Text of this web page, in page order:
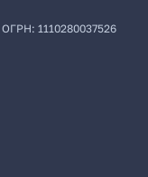
ОГРН: 1110280037526